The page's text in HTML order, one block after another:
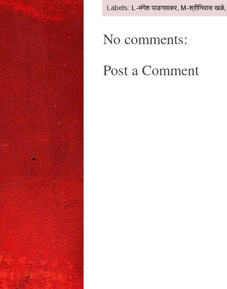
Labels: L-मंगेश पाडगावकर, M-श्रीनिवास खळे,
No comments:
Post a Comment